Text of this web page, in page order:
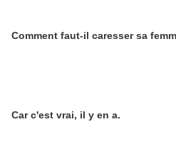
Comment faut-il caresser sa
Car c'est vrai, il y en a.